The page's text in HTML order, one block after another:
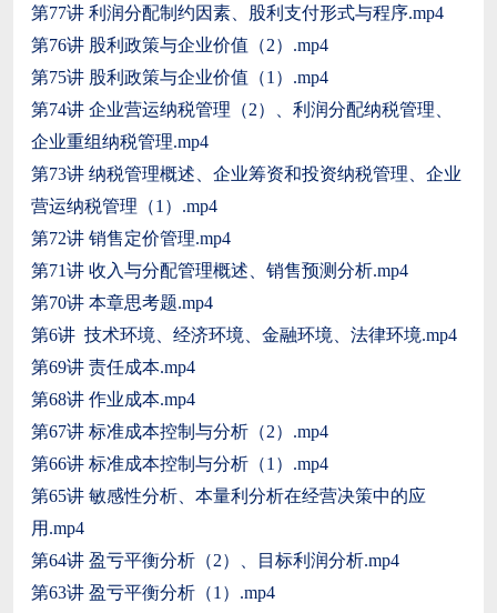
第77讲 利润分配制约因素、股利支付形式与程序.mp4
第76讲 股利政策与企业价值（2）.mp4
第75讲 股利政策与企业价值（1）.mp4
第74讲 企业营运纳税管理（2）、利润分配纳税管理、
企业重组纳税管理.mp4
第73讲 纳税管理概述、企业筹资和投资纳税管理、企业
营运纳税管理（1）.mp4
第72讲 销售定价管理.mp4
第71讲 收入与分配管理概述、销售预测分析.mp4
第70讲 本章思考题.mp4
第6讲 技术环境、经济环境、金融环境、法律环境.mp4
第69讲 责任成本.mp4
第68讲 作业成本.mp4
第67讲 标准成本控制与分析（2）.mp4
第66讲 标准成本控制与分析（1）.mp4
第65讲 敏感性分析、本量利分析在经营决策中的应
用.mp4
第64讲 盈亏平衡分析（2）、目标利润分析.mp4
第63讲 盈亏平衡分析（1）.mp4